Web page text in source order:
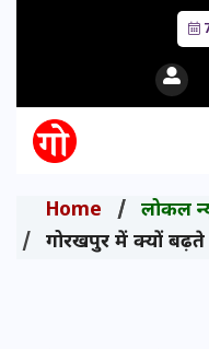
Home
लोकल
गोरखपुर में क्यों